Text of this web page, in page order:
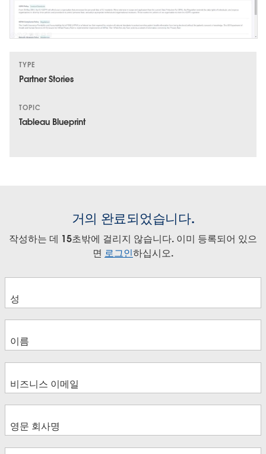
TYPE
Partner Stories
TOPIC
Tableau Blueprint
거의 완료되었습니다.
작성하는 데 15초밖에 걸리지 않습니다. 이미 등록되어 있으
면 로그인하십시오.